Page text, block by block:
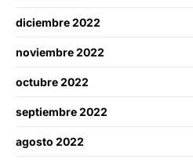
diciembre 2022
noviembre 2022
octubre 2022
septiembre 2022
agosto 2022